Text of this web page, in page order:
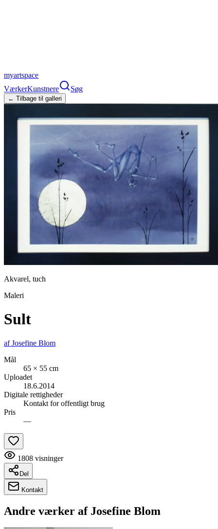
myartspace
VærkerKunstnere Søg
← Tilbage til galleri
Akvarel, tuch
Maleri
Sult
afJosefine Blom
Mål
65 × 55 cm
Uploadet
18.6.2014
Digitale rettigheder
Kontakt for offentligt brug
Pris
—
1808 visninger
Del
Kontakt
Andre værker af Josefine Blom